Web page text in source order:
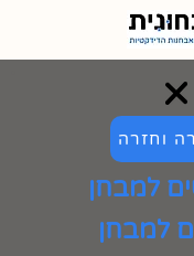
וחזרה
למבחן
למבחן